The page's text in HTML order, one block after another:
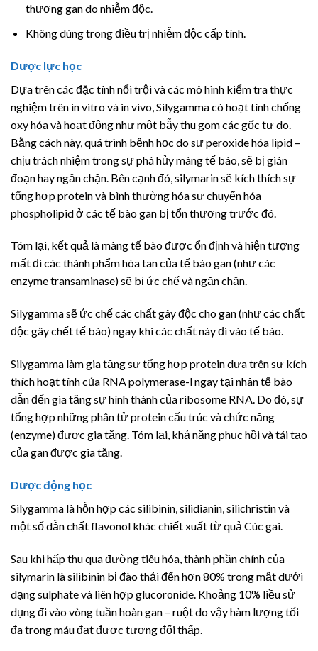
thương gan do nhiễm độc.
Không dùng trong điều trị nhiễm độc cấp tính.
Dược lực học
Dựa trên các đặc tính nổi trội và các mô hình kiểm tra thực
nghiệm trên in vitro và in vivo, Silygamma có hoạt tính chống
oxy hóa và hoạt động như một bẫy thu gom các gốc tự do.
Bằng cách này, quá trình bệnh học do sự peroxide hóa lipid –
chịu trách nhiệm trong sự phá hủy màng tế bào, sẽ bị gián
đoạn hay ngăn chặn. Bên cạnh đó, silymarin sẽ kích thích sự
tổng hợp protein và bình thường hóa sự chuyển hóa
phospholipid ở các tế bào gan bị tổn thương trước đó.
Tóm lại, kết quả là màng tế bào được ổn định và hiện tượng
mất đi các thành phẩm hòa tan của tế bào gan (như các
enzyme transaminase) sẽ bị ức chế và ngăn chặn.
Silygamma sẽ ức chế các chất gây độc cho gan (như các chất
độc gây chết tế bào) ngay khi các chất này đi vào tế bào.
Silygamma làm gia tăng sự tổng hợp protein dựa trên sự kích
thích hoạt tính của RNA polymerase-l ngay tại nhân tế bào
dẫn đến gia tăng sự hình thành của ribosome RNA. Do đó, sự
tổng hợp những phân tử protein cấu trúc và chức năng
(enzyme) được gia tăng. Tóm lại, khả năng phục hồi và tái tạo
của gan được gia tăng.
Dược động học
Silygamma là hỗn hợp các silibinin, silidianin, silichristin và
một số dẫn chất flavonol khác chiết xuất từ quả Cúc gai.
Sau khi hấp thu qua đường tiêu hóa, thành phần chính của
silymarin là silibinin bị đào thải đến hơn 80% trong mật dưới
dạng sulphate và liên hợp glucoronide. Khoảng 10% liều sử
dụng đi vào vòng tuần hoàn gan – ruột do vậy hàm lượng tối
đa trong máu đạt được tương đối thấp.